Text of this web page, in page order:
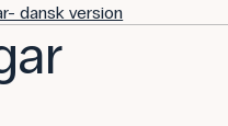
dansk version